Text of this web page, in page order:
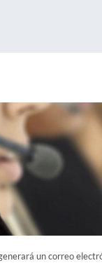
un correo